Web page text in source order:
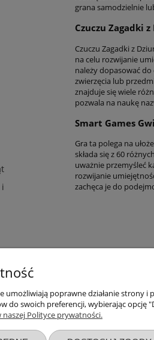
i
grana samodzielnie
Czuczu Zagadki
Czuczu Zagadki z
na celu rozwijanie
należy dopasować
zwierzęcia lub
znajduje się wiele
pozwala na naukę
Smart Games
Gra ta polega na
składa się z 60
uważnie przemyśleć
rozwijanie
zachęca je do
Warunki zakupów
Regulaminy
Zwroty i reklamacje
umożliwiają poprawne działanie strony
do swoich preferencji, wybierając opcję
naszej Polityce prywatności.